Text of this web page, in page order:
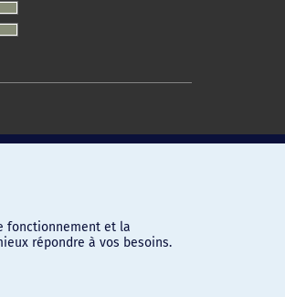
fonctionnement et la
répondre à vos besoins.